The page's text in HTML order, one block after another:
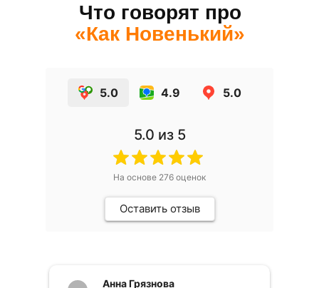
Что говорят про
«Как Новенький»
5.0 4.9 5.0
5.0 из 5
На основе 276 оценок
Оставить отзыв
Анна Грязнова